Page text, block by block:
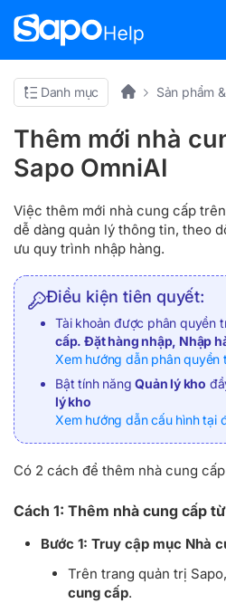
Danh mục Sản phẩm
Thêm mới nhà
Sapo OmniAI
Việc thêm mới nhà cung cấp
dễ dàng quản lý thông tin, theo
ưu quy trình nhập hàng.
Điều kiện tiên quyết:
Tài khoản được phân quyền
cấp. Đặt hàng nhập, Nhập
Xem hướng dẫn phân quyền
Bật tính năngQuản lý kho
lý kho
Xem hướng dẫn cấu hình tại
Có 2 cách để thêm nhà cung
Cách 1: Thêm nhà cung cấp
Bước 1: Truy cập mục Nhà
Trên trang quản trị
cung cấp.